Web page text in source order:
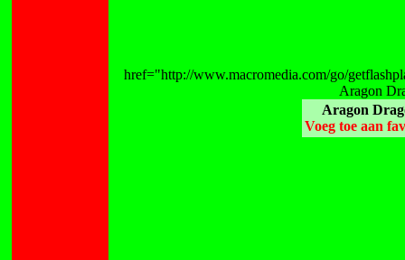
href="http://www.macromedia.com/go/
Aragon
Aragon
Voeg toe aan